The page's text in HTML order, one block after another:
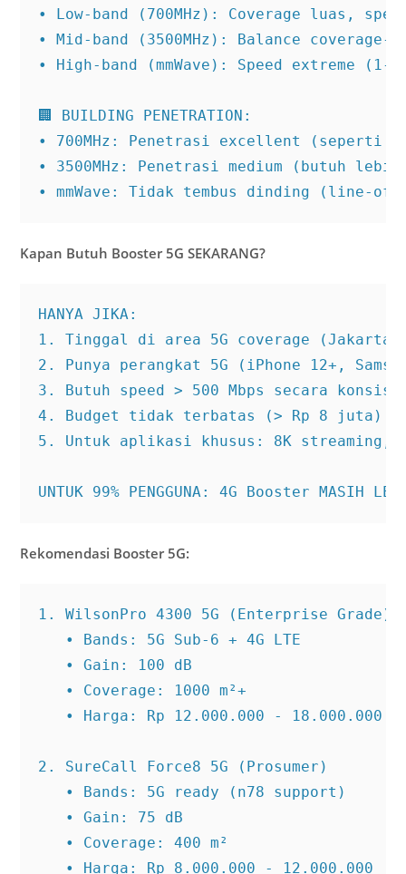
• Low-band (700MHz): Coverage luas,
• Mid-band (3500MHz): Balance coverage-
• High-band (mmWave): Speed extreme (1-
🏢 BUILDING PENETRATION:
• 700MHz: Penetrasi excellent (seperti
• 3500MHz: Penetrasi medium (butuh
• mmWave: Tidak tembus dinding (line-
Kapan Butuh Booster 5G SEKARANG?
HANYA JIKA:
1. Tinggal di area 5G coverage
2. Punya perangkat 5G (iPhone 12+,
3. Butuh speed > 500 Mbps secara
4. Budget tidak terbatas (> Rp 8 juta)
5. Untuk aplikasi khusus: 8K
UNTUK 99% PENGGUNA: 4G Booster MASIH
Rekomendasi Booster 5G:
1. WilsonPro 4300 5G (Enterprise Grade)
   • Bands: 5G Sub-6 + 4G LTE
   • Gain: 100 dB
   • Coverage: 1000 m²+
   • Harga: Rp 12.000.000 - 18.000.000
2. SureCall Force8 5G (Prosumer)
   • Bands: 5G ready (n78 support)
   • Gain: 75 dB
   • Coverage: 400 m²
   • Harga: Rp 8.000.000 - 12.000.000